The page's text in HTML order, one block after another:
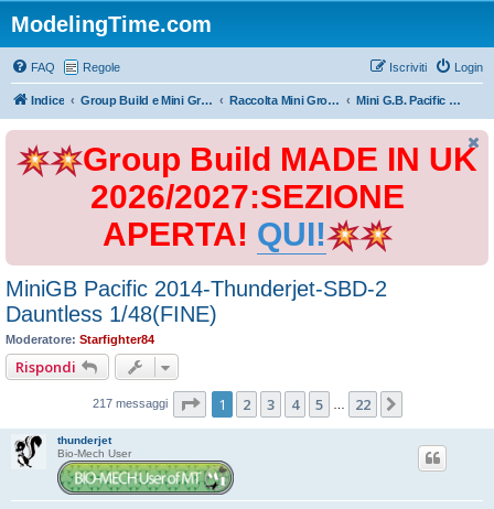
ModelingTime.com
FAQ Regole Login
Iscriviti
Indice Group Build e Mini Group Build Raccolta Mini Group Build Mini G.B. Pacific Battles 2014.
Group Build MADE IN UK
2026/2027:SEZIONE
APERTA! QUI!
MiniGB Pacific 2014-Thunderjet-SBD-2
Dauntless 1/48(FINE)
Moderatore: Starfighter84
Rispondi
217 messaggi Pagina di 22
1 2 3 4 5 22
thunderjet
Bio-Mech User